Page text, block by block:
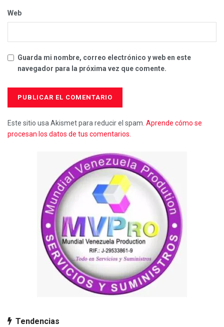
Web
Guarda mi nombre, correo electrónico y web en este
navegador para la próxima vez que comente.
Este sitio usa Akismet para reducir el spam. Aprende cómo se
procesan los datos de tus comentarios.
Tendencias